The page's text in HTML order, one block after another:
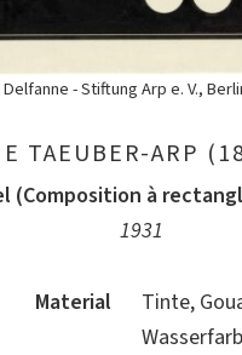
- Stiftung Arp e. V.,
TAEUBER-ARP
(Composition à
1931
Material
Tinte,